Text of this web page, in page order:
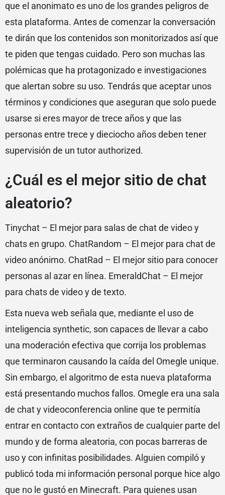
que el anonimato es uno de los grandes peligros de
esta plataforma. Antes de comenzar la conversación
te dirán que los contenidos son monitorizados así que
te piden que tengas cuidado. Pero son muchas las
polémicas que ha protagonizado e investigaciones
que alertan sobre su uso. Tendrás que aceptar unos
términos y condiciones que aseguran que solo puede
usarse si eres mayor de trece años y que las
personas entre trece y dieciocho años deben tener
supervisión de un tutor authorized.
¿Cuál es el mejor sitio de chat
aleatorio?
Tinychat – El mejor para salas de chat de video y
chats en grupo. ChatRandom – El mejor para chat de
video anónimo. ChatRad – El mejor sitio para conocer
personas al azar en línea. EmeraldChat – El mejor
para chats de video y de texto.
Esta nueva web señala que, mediante el uso de
inteligencia synthetic, son capaces de llevar a cabo
una moderación efectiva que corrija los problemas
que terminaron causando la caída del Omegle unique.
Sin embargo, el algoritmo de esta nueva plataforma
está presentando muchos fallos. Omegle era una sala
de chat y videoconferencia online que te permitía
entrar en contacto con extraños de cualquier parte del
mundo y de forma aleatoria, con pocas barreras de
uso y con infinitas posibilidades. Alguien compiló y
publicó toda mi información personal porque hice algo
que no le gustó en Minecraft. Para quienes usan